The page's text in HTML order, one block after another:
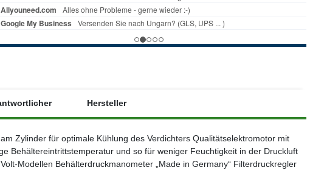
Hersteller
Zylinder für optimale Kühlung des Verdichters Qualitätselektromotor mit
Behältereintrittstemperatur und so für weniger Feuchtigkeit in der Druckluft
Modellen Behälterdruckmanometer „Made in Germany“ Filterdruckregler